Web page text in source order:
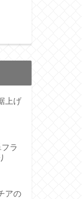
上げ
ラ
アの